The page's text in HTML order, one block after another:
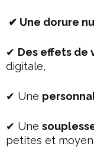
✔ Une dorure
✔ Des effets de
digitale,
✔ Une
✔ Une
petites et